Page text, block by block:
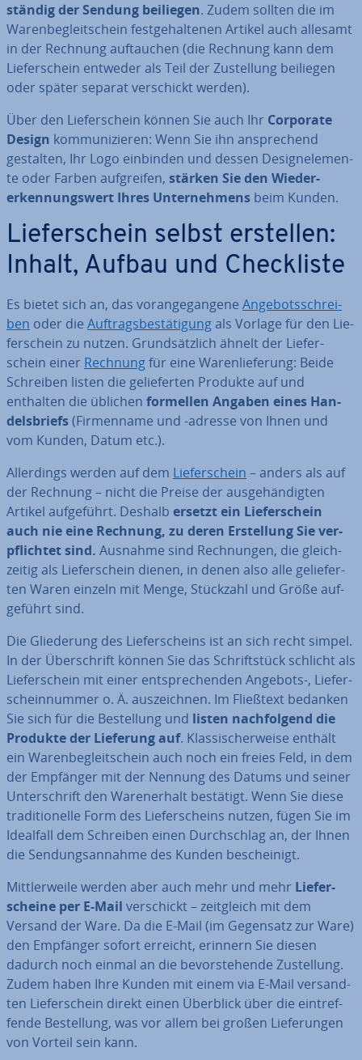
stän­dig der Sendung beiliegen. Zudem sollten die im
Wa­ren­be­gleit­schein fest­ge­hal­te­nen Artikel auch allesamt
in der Rechnung auf­tau­chen (die Rechnung kann dem
Lie­fer­schein entweder als Teil der Zu­stel­lung beiliegen
oder später separat ver­schickt werden).
Über den Lie­fer­schein können Sie auch Ihr Corporate
Design kom­mu­ni­zie­ren: Wenn Sie ihn an­spre­chend
gestalten, Ihr Logo einbinden und dessen De­sign­ele­men­
te oder Farben auf­grei­fen, stärken Sie den Wie­der­
erken­nungs­wert Ihres Un­ter­neh­mens beim Kunden.
Lie­fer­schein selbst erstellen:
Inhalt, Aufbau und Check­lis­te
Es bietet sich an, das vor­an­ge­gan­ge­ne An­ge­bots­schrei­
ben oder die Auf­trags­be­stä­ti­gungals Vorlage für den Lie­
fer­schein zu nutzen. Grund­sätz­lich ähnelt der Lie­fer­
schein einer Rechnungfür eine Wa­ren­lie­fe­rung: Beide
Schreiben listen die ge­lie­fer­ten Produkte auf und
enthalten die üblichen formellen Angaben eines Han­
dels­briefs(Fir­men­na­me und -adresse von Ihnen und
vom Kunden, Datum etc.).
Al­ler­dings werden auf dem Lie­fer­schein – anders als auf
der Rechnung – nicht die Preise der aus­ge­hän­dig­ten
Artikel auf­ge­führt. Deshalb ersetzt ein Lie­fer­schein
auch nie eine Rechnung, zu deren Er­stel­lung Sie ver­
pflich­tet sind. Ausnahme sind Rech­nun­gen, die gleich­
zei­tig als Lie­fer­schein dienen, in denen also alle ge­lie­fer­
ten Waren einzeln mit Menge, Stückzahl und Größe auf­
ge­führt sind.
Die Glie­de­rung des Lie­fer­scheins ist an sich recht simpel.
In der Über­schrift können Sie das Schrift­stück schlicht als
Lie­fer­schein mit einer ent­spre­chen­den Angebots-, Lie­fer­
schein­num­mer o. Ä. aus­zeich­nen. Im Fließtext bedanken
Sie sich für die Be­stel­lung und listen nach­fol­gend die
Produkte der Lieferung auf. Klas­si­scher­wei­se enthält
ein Wa­ren­be­gleit­schein auch noch ein freies Feld, in dem
der Empfänger mit der Nennung des Datums und seiner
Un­ter­schrift den Wa­ren­er­halt bestätigt. Wenn Sie diese
tra­di­tio­nel­le Form des Lie­fer­scheins nutzen, fügen Sie im
Idealfall dem Schreiben einen Durch­schlag an, der Ihnen
die Sen­dungs­an­nah­me des Kunden be­schei­nigt.
Mitt­ler­wei­le werden aber auch mehr und mehr Lie­fer­
schei­ne per E-Mail ver­schickt – zeit­gleich mit dem
Versand der Ware. Da die E-Mail (im Gegensatz zur Ware)
den Empfänger sofort erreicht, erinnern Sie diesen
dadurch noch einmal an die be­vor­ste­hen­de Zu­stel­lung.
Zudem haben Ihre Kunden mit einem via E-Mail ver­sand­
ten Lie­fer­schein direkt einen Überblick über die ein­tref­
fen­de Be­stel­lung, was vor allem bei großen Lie­fe­run­gen
von Vorteil sein kann.